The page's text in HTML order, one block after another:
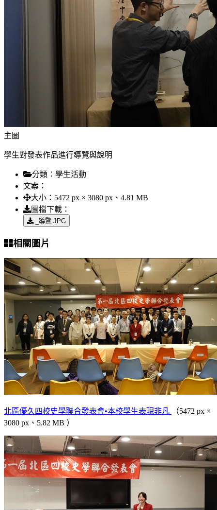
主圖
學生對發表作品進行導覽與說明
分類： 學生活動
文案：
大小： 5472 px × 3080 px、4.81 MB
圖檔下載：
_導覽.JPG
相關圖片
北區優久四校史學聯合發表會•本校學生表現非凡
（5472 px ×
3080 px、5.82 MB ）